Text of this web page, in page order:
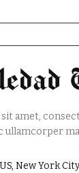
amet,
ullamcorper
New York City